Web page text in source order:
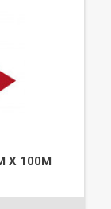
X 100M